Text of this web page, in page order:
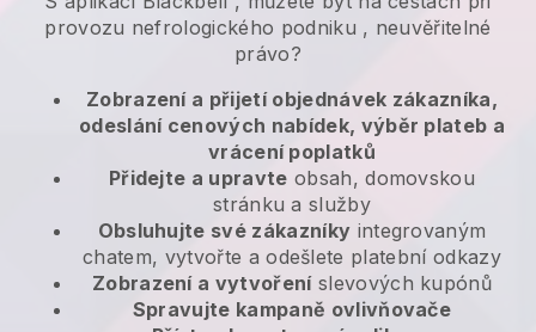
provozu nefrologického podniku , neuvěřitelné
právo?
Zobrazení a přijetí objednávek zákazníka,
odeslání cenových nabídek, výběr plateb a
vrácení poplatků
Přidejte a upravte obsah, domovskou
stránku a služby
Obsluhujte své zákazníky integrovaným
chatem, vytvořte a odešlete platební odkazy
Zobrazení a vytvořeníslevových kupónů
Spravujte kampaně ovlivňovače